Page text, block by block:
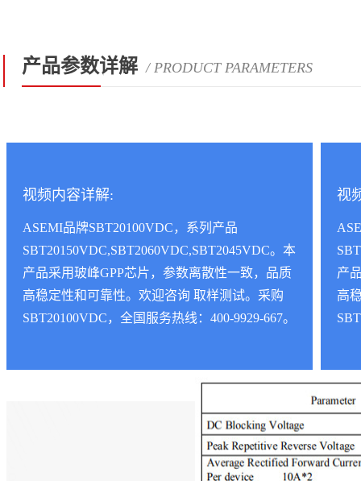
产品参数详解 / PRODUCT PARAMETERS
视频内容详解:
ASEMI品牌SBT20100VDC，系列产品
SBT20150VDC,SBT2060VDC,SBT2045VDC。本
产品采用玻峰GPP芯片，参数离散性一致，品质
高稳定性和可靠性。欢迎咨询 取样测试。采购
SBT20100VDC，全国服务热线：400-9929-667。
视
产
高